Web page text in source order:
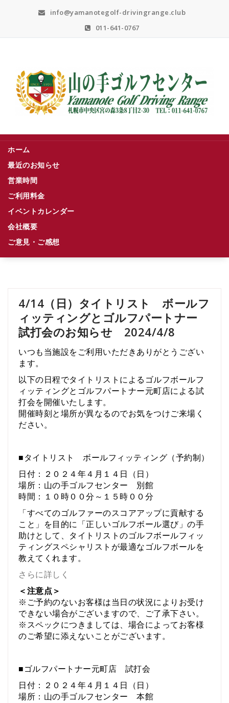
info@yamanotegolf-drivingrange.club
011-641-0767
ホーム
最近のお知らせ
営業時間
ご利用料金
イベントカレンダー
会社概要
ご意見・ご感想
4/14（日）タイトリスト ボールフ
ィッティングとゴルフパートナー
試打会のお知らせ 2024/4/8
いつも当施設をご利用いただきありがとうござい
ます。
以下の日程でタイトリストによるゴルフボールフ
ィッティングとゴルフパートナー元町店による試
打会を開催いたします。
開催時刻と場所が異なるのでお気をつけご来場く
ださい。
■タイトリスト ボールフィッティング（予約制）
日付：２０２４年４月１４日（日）
場所：山の手ゴルフセンター 別館
時間：１０時００分～１５時００分
「すべてのゴルファーのスコアアップに貢献する
こと」を目的に「正しいゴルフボール選び」の手
助けとして、タイトリストのゴルフボールフィッ
ティングスペシャリストが最適なゴルフボールを
教えてくれます。
さらに詳しく
＜注意点＞
※ご予約のないお客様は当日の状況によりお受け
できない場合がございますので、ご了承下さい。
※スペックにつきましては、場合によってお客様
のご希望に添えないことがございます。
■ゴルフパートナー元町店 試打会
日付：２０２４年４月１４日（日）
場所：山の手ゴルフセンター 本館